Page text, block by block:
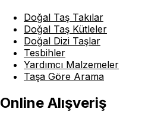
Doğal Taş Takılar
Doğal Taş Kütleler
Doğal Dizi Taşlar
Tesbihler
Yardımcı Malzemeler
Taşa Göre Arama
Online Alışveriş